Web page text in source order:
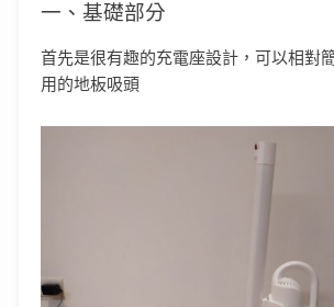
一、基礎部分
首先是很有趣的充電座設計，可以相對
用的地板吸頭